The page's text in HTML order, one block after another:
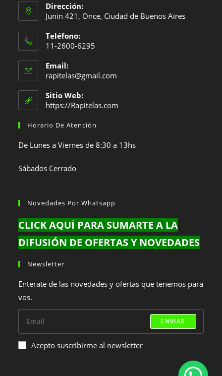
una
nueva
pestaña
una
pestaña
una
pestaña
Dirección:
Junin 421, Once, Ciudad de Buenos Aires
Teléfono:
11-2600-6295
abre
en
tu
aplicación
Email:
rapitelas@gmail.com
aplicación
Sitio Web:
https://Rapitelas.com
Horario De Atención
De Lunes a Viernes de 8:30 a 13hs
Sábados Cerrado
Novedades Por Whatsapp
CLICK AQUÍ PARA SUMARTE A LA
DIFUSIÓN DE OFERTAS Y NOVEDADES
Newsletter
Enterate de las novedades y ofertas que tenemos para
vos.
ENVIAR
Acepto suscribirme al newsletter